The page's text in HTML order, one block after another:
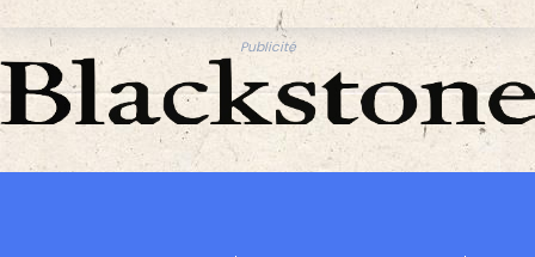
Publicité